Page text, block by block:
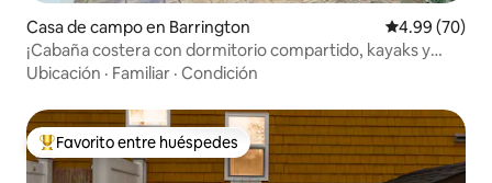
Casa de campo en Barrington Calificación
4.99 (70)
¡Cabaña costera con dormitorio compartido, kayaks y
jacuzzi!
Ubicación · Familiar · Condición
Favorito entre huéspedes preferido
Favorito entre huéspedes